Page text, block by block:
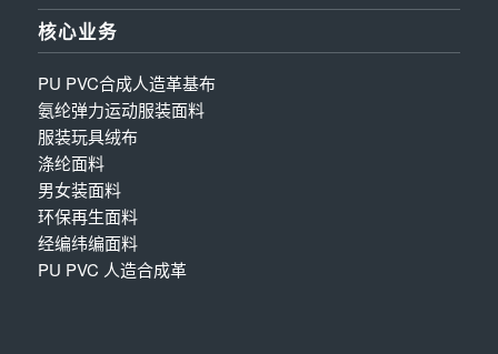
核心业务
PU PVC合成人造革基布
氨纶弹力运动服装面料
服装玩具绒布
涤纶面料
男女装面料
环保再生面料
经编纬编面料
PU PVC 人造合成革